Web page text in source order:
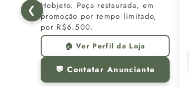
❮ Hobjeto. Peça restaurada, em
promoção por tempo limitado,
por R$6.500.
🏠 Ver Perfil da Loja
💬 Contatar Anunciante